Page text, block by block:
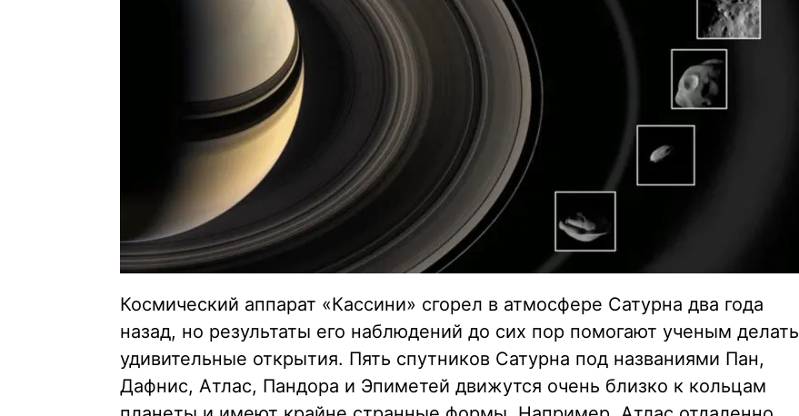
Космический аппарат «Кассини» сгорел в атмосфере Сатурна два года
назад, но результаты его наблюдений до сих пор помогают ученым делать
удивительные открытия. Пять спутников Сатурна под названиями Пан,
Дафнис, Атлас, Пандора и Эпиметей движутся очень близко к кольцам